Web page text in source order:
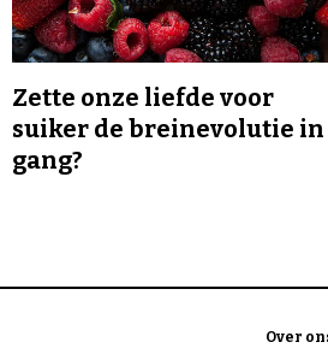
Zette onze liefde voor
suiker de breinevolutie in
gang?
Over